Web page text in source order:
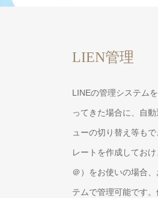
LIEN管理
LINEの管理システム
ってきた場合に、自
ューの切り替え等も
レートを作成してお
＠）をお使いの場合
テムで管理可能です